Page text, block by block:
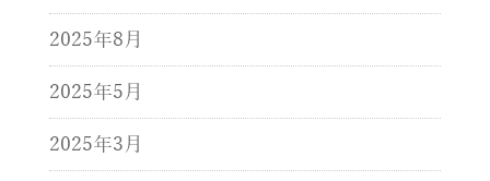
2025年8月
2025年5月
2025年3月